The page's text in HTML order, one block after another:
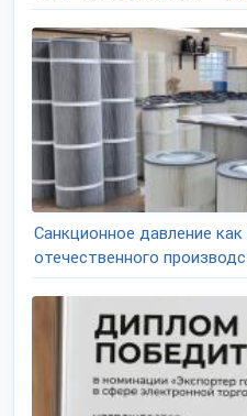
Санкционное давление
отечественного